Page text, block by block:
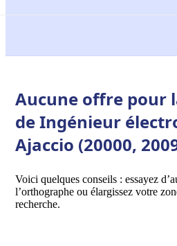
Aucune offre pour
de Ingénieur
Ajaccio (20000,
Voici quelques conseils : essayez
l’orthographe ou élargissez votre
recherche.